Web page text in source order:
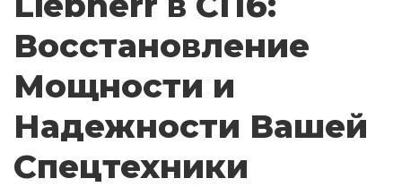
Восстановление
Мощности и
Надежности Вашей
Спецтехники